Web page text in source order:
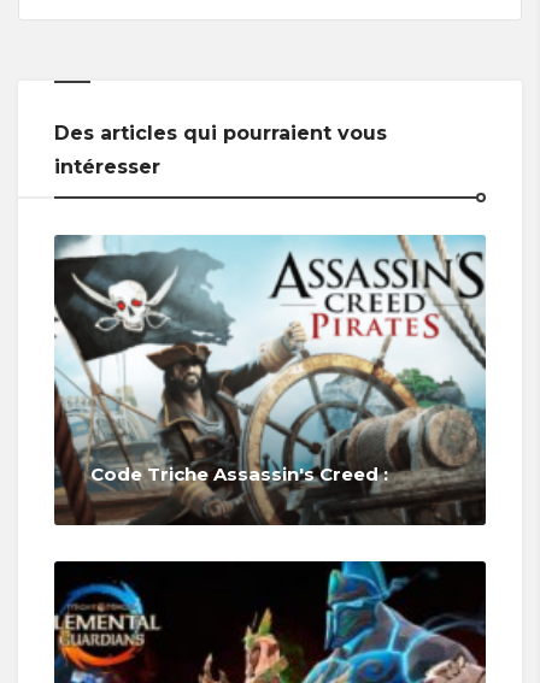
Des articles qui pourraient vous
intéresser
Code Triche Assassin's Creed :